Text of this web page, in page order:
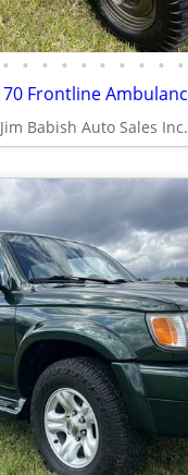
• • • • • • • • • •
Jim Babish Auto Sales Inc.